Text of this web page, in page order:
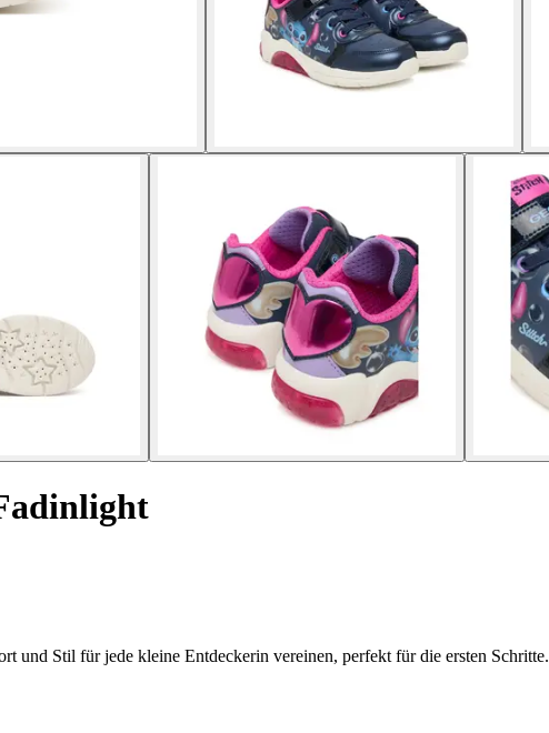
und Stil für jede kleine Entdeckerin vereinen, perfekt für die ersten Schritte.